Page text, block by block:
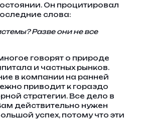
Он процитировал
слова:
Разве они не все
говорят о природе
и частных рынков.
в компании на ранней
приводит к гораздо
стратегии. Все дело в
действительно нужен
успех, потому что эти